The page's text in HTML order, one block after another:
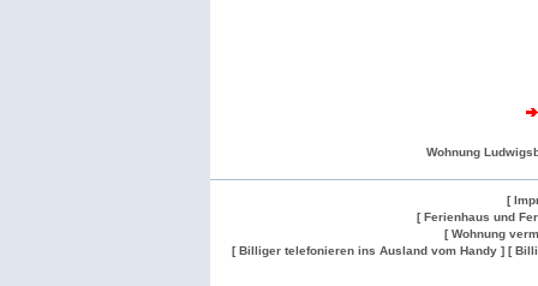
Wohnung
[
[ Ferienhaus und
[ Wohnung
[ Billiger telefonieren ins Ausland vom Handy ] [